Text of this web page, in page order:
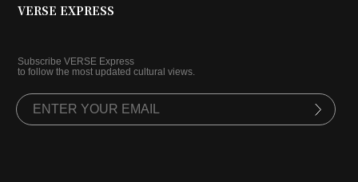
VERSE EXPRESS
Subscribe VERSE Express
to follow the most updated cultural views.